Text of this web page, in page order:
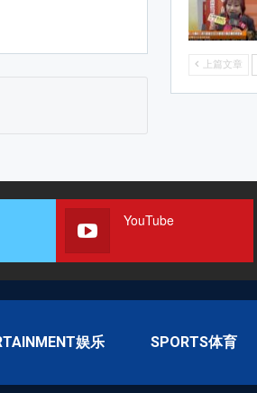
上篇文章
YouTube
娱乐 SPORTS体育